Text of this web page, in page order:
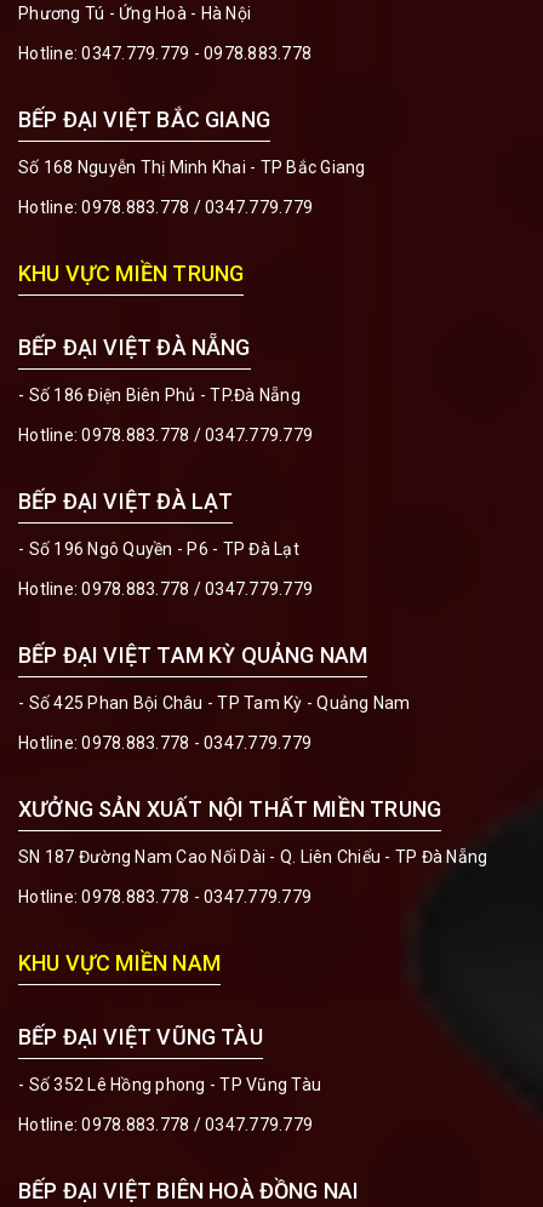
Phương Tú - Ứng Hoà - Hà Nội
Hotline:0347.779.779 - 0978.883.778
BẾP ĐẠI VIỆT BẮC GIANG
Số 168 Nguyễn Thị Minh Khai - TP Bắc Giang
Hotline:0978.883.778 /0347.779.779
KHU VỰC MIỀN TRUNG
BẾP ĐẠI VIỆT ĐÀ NẴNG
- Số 186 Điện Biên Phủ - TP.Đà Nẵng
Hotline:0978.883.778 /0347.779.779
BẾP ĐẠI VIỆT ĐÀ LẠT
- Số 196 Ngô Quyền - P6 - TP Đà Lạt
Hotline:0978.883.778 /0347.779.779
BẾP ĐẠI VIỆT TAM KỲ QUẢNG NAM
- Số 425 Phan Bội Châu - TP Tam Kỳ - Quảng Nam
Hotline:0978.883.778 - 0347.779.779
XƯỞNG SẢN XUẤT NỘI THẤT MIỀN TRUNG
SN 187 Đường Nam Cao Nối Dài - Q. Liên Chiểu - TP Đà Nẵng
Hotline:0978.883.778 - 0347.779.779
KHU VỰC MIỀN NAM
BẾP ĐẠI VIỆT VŨNG TÀU
- Số 352 Lê Hồng phong - TP Vũng Tàu
Hotline:0978.883.778 / 0347.779.779
BẾP ĐẠI VIỆT BIÊN HOÀ ĐỒNG NAI